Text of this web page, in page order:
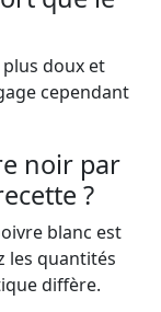
doux et
cependant
noir par
?
blanc est
les quantités
diffère.